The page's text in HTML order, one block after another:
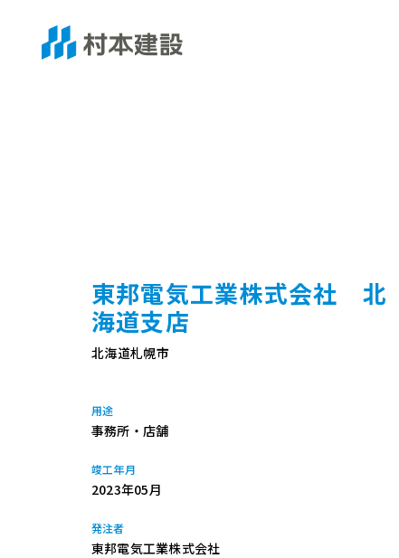
東邦電気工業株式会社 北
海道支店
北海道札幌市
用途
事務所・店舗
竣工年月
2023年05月
発注者
東邦電気工業株式会社